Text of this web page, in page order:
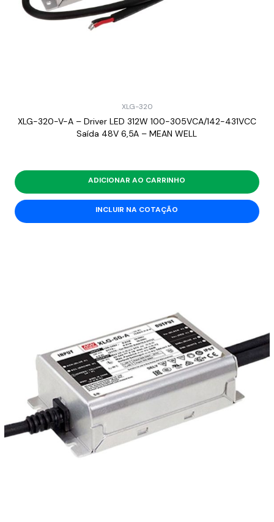
XLG-320
XLG-320-V-A – Driver LED 312W 100-305VCA/142-431VCC
Saída 48V 6,5A – MEAN WELL
ADICIONAR AO CARRINHO
INCLUIR NA COTAÇÃO